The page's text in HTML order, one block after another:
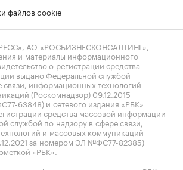
файлов cookie
АО «РОСБИЗНЕСКОНСАЛТИНГ»,
и материалы информационного
о регистрации средства
выдано Федеральной службой
связи, информационных технологий
(Роскомнадзор) 09.12.2015
63848) и сетевого издания «РБК»
средства массовой информации
службой по надзору в сфере связи,
и массовых коммуникаций
за номером ЭЛ №ФС77-82385)
«РБК».